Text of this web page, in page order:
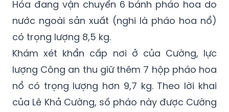
bắt quả tang đối tượng Lê Khả Cường, sinh
năm 1997 ở xã Hoằng Thịnh, huyện Hoằng
Hóa đang vận chuyển 6 bánh pháo hoa do
nước ngoài sản xuất (nghi là pháo hoa nổ)
có trọng lượng 8,5 kg.
Khám xét khẩn cấp nơi ở của Cường, lực
lượng Công an thu giữ thêm 7 hộp pháo hoa